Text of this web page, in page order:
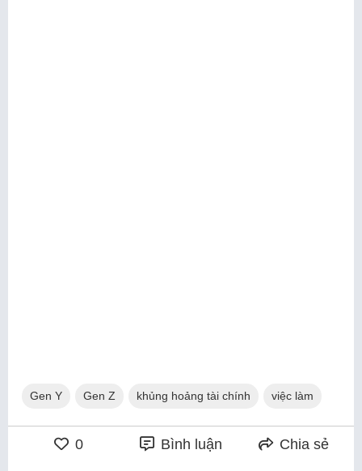
Gen Y Gen Z khủng hoảng tài chính việc làm
0 Bình luận Chia sẻ